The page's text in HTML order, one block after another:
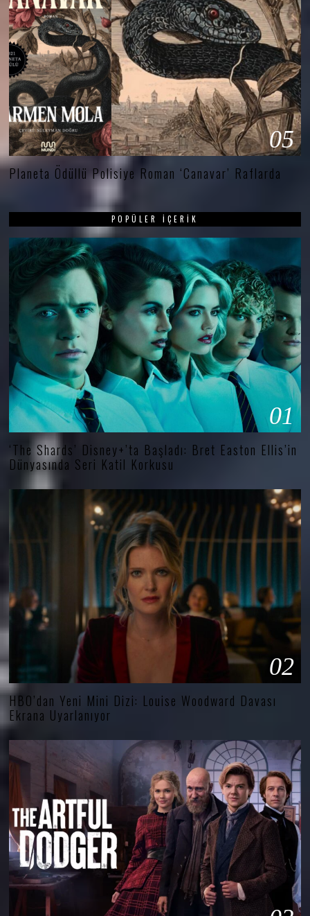
05
Planeta Ödüllü Polisiye Roman ‘Canavar’ Raflarda
POPÜLER İÇERIK
01
‘The Shards’ Disney+’ta Başladı: Bret Easton Ellis’in
Dünyasında Seri Katil Korkusu
02
HBO’dan Yeni Mini Dizi: Louise Woodward Davası
Ekrana Uyarlanıyor